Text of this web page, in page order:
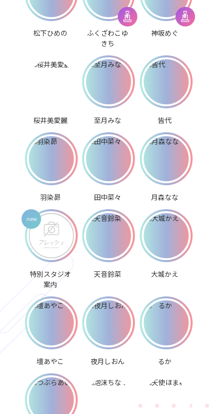
松下ひめの
ふくざわこゆ
きち
神坂めぐ
桜井美愛麗 至月みな 皆代
羽染昴 田中菜々 月森なな
特別スタジオ
案内
天音鈴菜 大城かえ
壇あやこ 夜月しおん るか